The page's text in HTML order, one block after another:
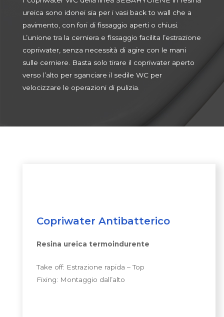
ureica sono idonei sia per i vasi back to wall che a
pavimento, con fori di fissaggio aperti o chiusi.
L’unione tra la cerniera e fissaggio facilita l’estrazione
copriwater, senza necessità di agire con le mani
sulle cerniere. Basta solo tirare il copriwater aperto
verso l’alto per sganciare il sedile WC per
velocizzare le operazioni di pulizia.
Copriwater Antibatterico
Resina ureica termoindurente
Take off: Estrazione rapida – Top
Fixing: Montaggio dall’alto